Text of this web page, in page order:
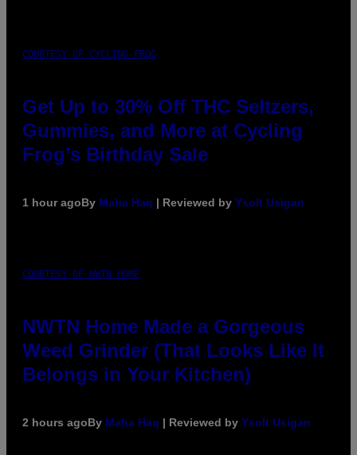
COURTESY OF CYCLING FROG
Get Up to 30% Off THC Seltzers,
Gummies, and More at Cycling
Frog’s Birthday Sale
1 hour agoBy Maha Haq | Reviewed by Ysolt Usigan
COURTESY OF NWTN HOME
NWTN Home Made a Gorgeous
Weed Grinder (That Looks Like It
Belongs in Your Kitchen)
2 hours agoBy Maha Haq | Reviewed by Ysolt Usigan